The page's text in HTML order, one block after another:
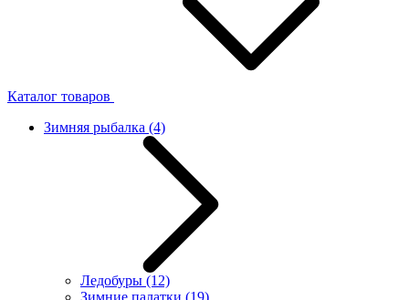
Каталог товаров
Зимняя рыбалка (4)
Ледобуры (12)
Зимние палатки (19)